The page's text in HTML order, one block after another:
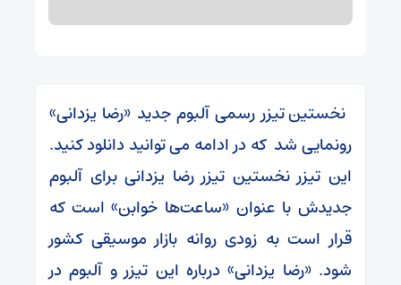
نخستین تیزر رسمی آلبوم جدید «رضا یزدانی»
رونمایی شد که در ادامه می توانید دانلود کنید.
این تیزر نخستین تیزر رضا یزدانی برای آلبوم
جدیدش با عنوان «ساعت‌ها خوابن» است که
قرار است به زودی روانه بازار موسیقی کشور
شود. «رضا یزدانی» درباره این تیزر و آلبوم در